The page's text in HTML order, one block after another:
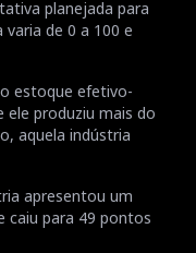
planejada para
de 0 a 100 e
estoque efetivo-
ele produziu mais do
aquela indústria
apresentou um
caiu para 49 pontos